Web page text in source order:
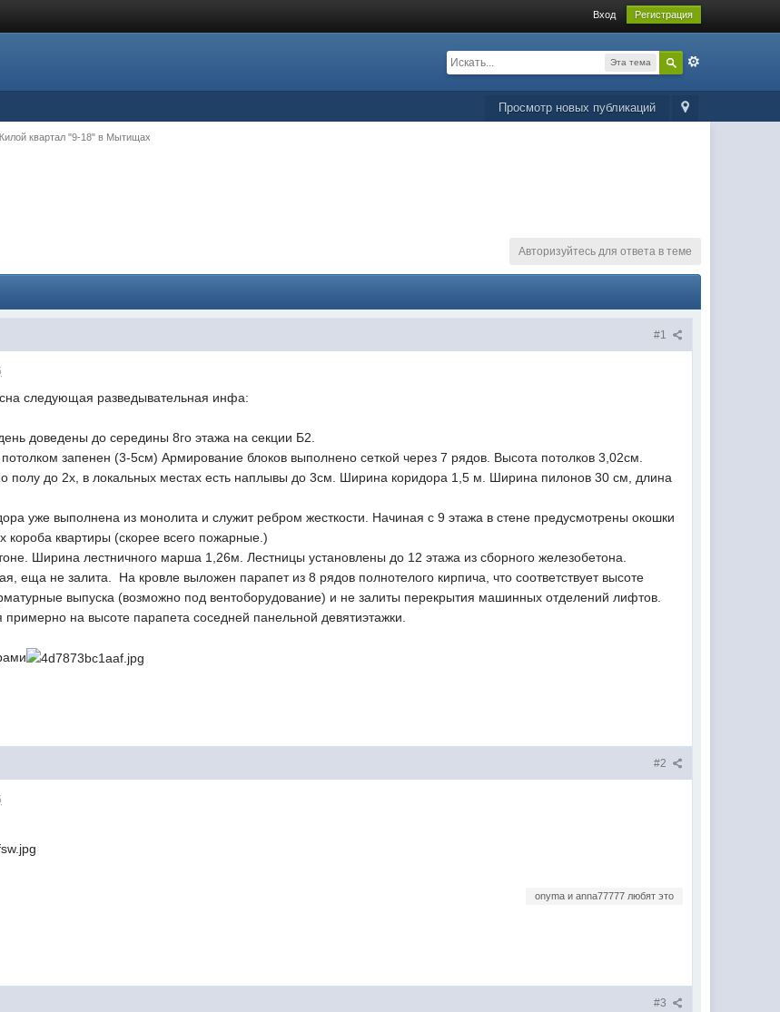
Вход Регистрация
Эта тема
Просмотр новых публикаций
квартал "9-18" в Мытищах
Авторизуйтесь для ответа в теме
#1
следующая разведывательная инфа:
доведены до середины 8го этажа на секции Б2.
запенен (3-5см) Армирование блоков выполнено сеткой через 7 рядов. Высота потолков 3,02см.
полу до 2х, в локальных местах есть наплывы до 3см. Ширина коридора 1,5 м. Ширина пилонов 30 см, длина
уже выполнена из монолита и служит ребром жесткости. Начиная с 9 этажа в стене предусмотрены окошки
короба квартиры (скорее всего пожарные.)
Ширина лестничного марша 1,26м. Лестницы установлены до 12 этажа из сборного железобетона.
еща не залита. На кровле выложен парапет из 8 рядов полнотелого кирпича, что соответствует высоте
выпуска (возможно под вентоборудование) и не залиты перекрытия машинных отделений лифтов.
примерно на высоте парапета соседней панельной девятиэтажки.
#2
onyma и anna77777 любят это
#3